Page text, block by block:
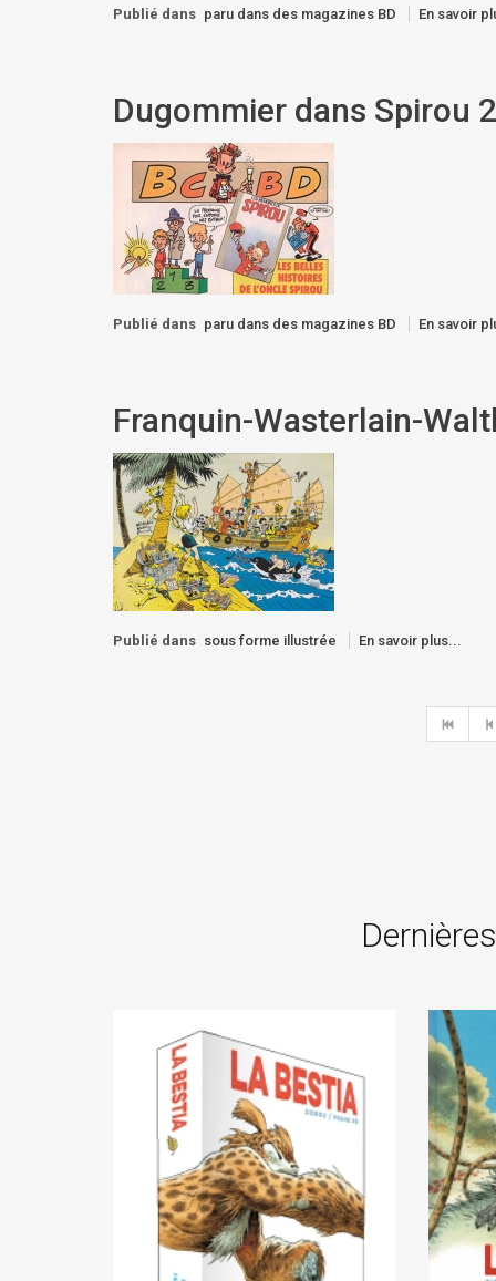
Publié dans paru dans des magazines BD En savoir
Dugommier dans Spirou
Publié dans paru dans des magazines BD En savoir
Franquin-Wasterlain-
Publié dans sous forme illustrée En savoir plus...